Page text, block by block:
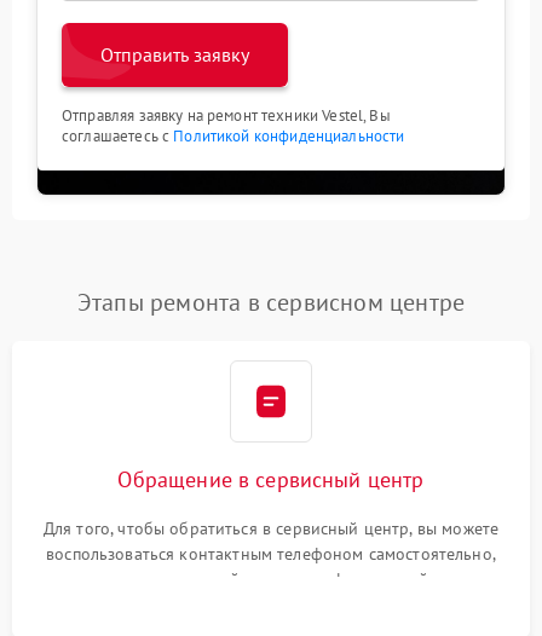
Отправить заявку
Отправляя заявку на ремонт техники Vestel, Вы
соглашаетесь с Политикой конфиденциальности
Этапы ремонта в сервисном центре
Обращение в сервисный центр
Для того, чтобы обратиться в сервисный центр, вы можете
воспользоваться контактным телефоном самостоятельно,
или оставить свой номер телефона на сайте